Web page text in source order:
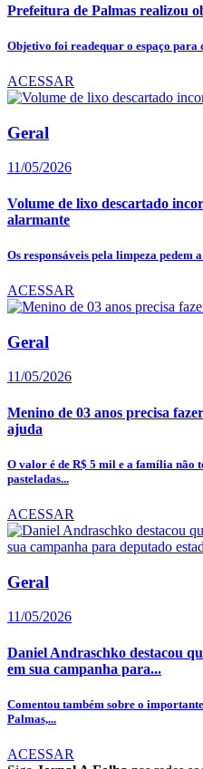
Prefeitura de Palmas realizou
Objetivo foi readequar o espaço
ACESSAR
Geral
11/05/2026
Volume de lixo descartado
alarmante
Os responsáveis pela limpeza pedem
ACESSAR
Geral
11/05/2026
Menino de 03 anos precisa
ajuda
O valor é de R$ 5 mil e a família não
pasteladas...
ACESSAR
Geral
11/05/2026
Daniel Andraschko destacou
em sua campanha para...
Comentou também sobre o
Palmas,...
ACESSAR